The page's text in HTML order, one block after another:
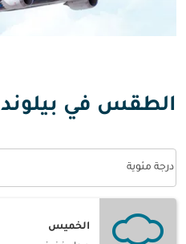
الطقس في بيلوند
درجة مئوية
الخميس